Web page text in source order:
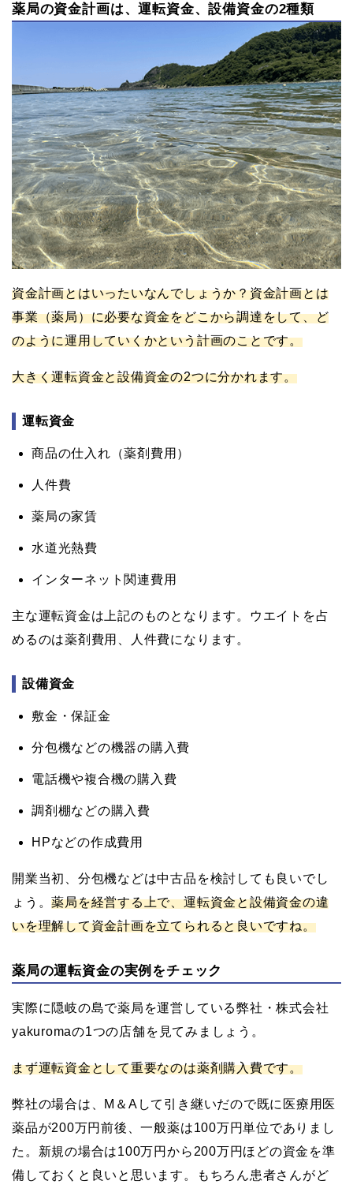
薬局の資金計画は、運転資金、設備資金の2種類
資金計画とはいったいなんでしょうか？資金計画とは
事業（薬局）に必要な資金をどこから調達をして、ど
のように運用していくかという計画のことです。
大きく運転資金と設備資金の2つに分かれます。
運転資金
商品の仕入れ（薬剤費用）
人件費
薬局の家賃
水道光熱費
インターネット関連費用
主な運転資金は上記のものとなります。ウエイトを占
めるのは薬剤費用、人件費になります。
設備資金
敷金・保証金
分包機などの機器の購入費
電話機や複合機の購入費
調剤棚などの購入費
HPなどの作成費用
開業当初、分包機などは中古品を検討しても良いでし
ょう。薬局を経営する上で、運転資金と設備資金の違
いを理解して資金計画を立てられると良いですね。
薬局の運転資金の実例をチェック
実際に隠岐の島で薬局を運営している弊社・株式会社
yakuromaの1つの店舗を見てみましょう。
まず運転資金として重要なのは薬剤購入費です。
弊社の場合は、M＆Aして引き継いだので既に医療用医
薬品が200万円前後、一般薬は100万円単位でありまし
た。新規の場合は100万円から200万円ほどの資金を準
備しておくと良いと思います。もちろん患者さんがど